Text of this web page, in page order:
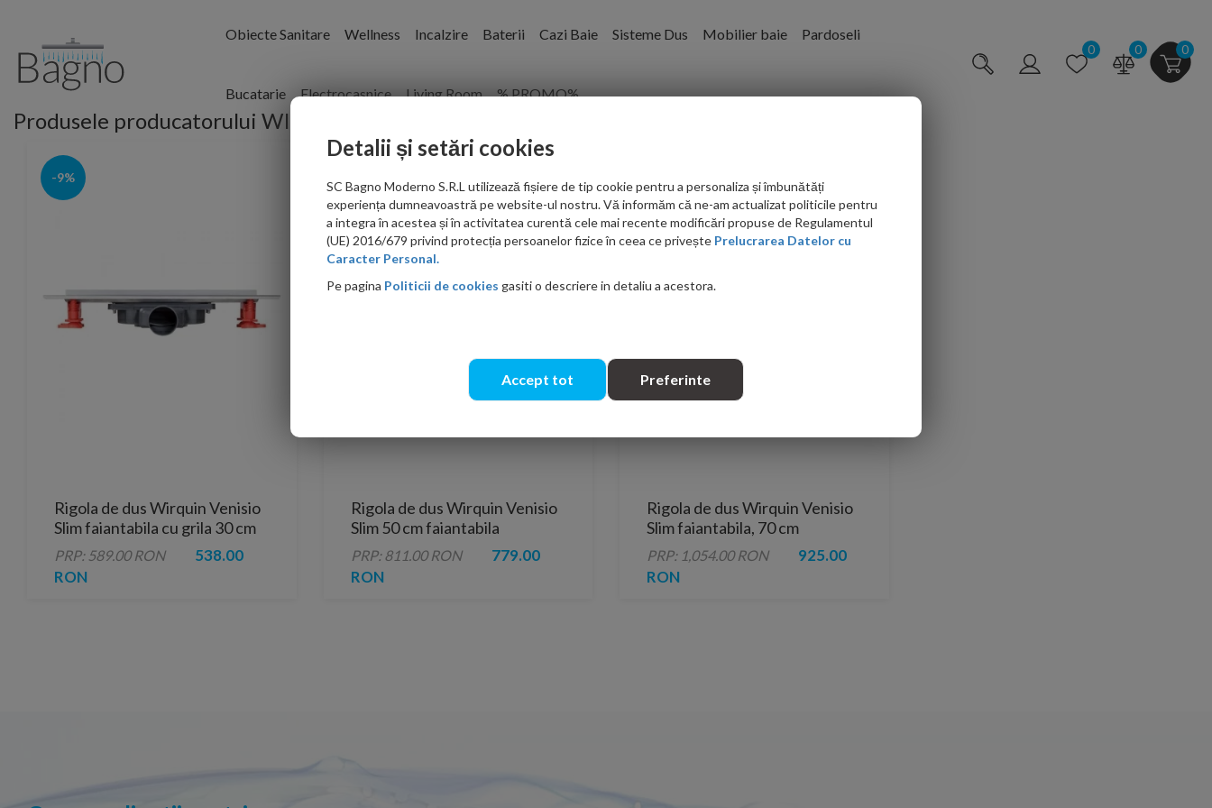
Obiecte Sanitare Wellness Incalzire Baterii Cazi Baie Sisteme Dus Mobilier baie Pardoseli
Bucatarie Electrocasnice Living Room % PROMO%
0 0 0
Produsele producatorului WIRQUIN
-9%
Rigola de dus Wirquin Venisio
Slim faiantabila cu grila 30 cm
PRP: 589.00 RON
538.00
RON
Rigola de dus Wirquin Venisio
Slim 50 cm faiantabila
PRP: 811.00 RON
779.00
RON
Rigola de dus Wirquin Venisio
Slim faiantabila, 70 cm
PRP: 1,054.00 RON
925.00
RON
Detalii și setări cookies
SC Bagno Moderno S.R.L utilizează fișiere de tip cookie pentru a personaliza și îmbunătăți
experiența dumneavoastră pe website-ul nostru. Vă informăm că ne-am actualizat politicile pentru
a integra în acestea și în activitatea curentă cele mai recente modificări propuse de Regulamentul
(UE) 2016/679 privind protecția persoanelor fizice în ceea ce privește Prelucrarea Datelor cu
Caracter Personal.
Pe pagina Politicii de cookies gasiti o descriere in detaliu a acestora.
Accept tot Preferinte